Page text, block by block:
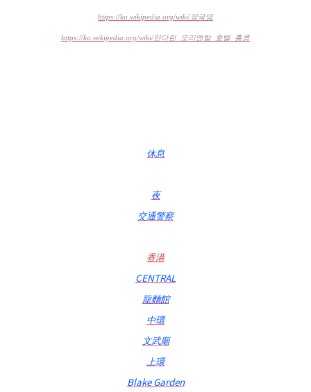
https://ko.wikipedia.org/wiki/장국영
https://ko.wikipedia.org/wiki/만다린_오리엔탈_호텔_홍콩
休息
夜
交通警察
香港
CENTRAL
龍麵館
中環
文武廟
上環
Blake Garden